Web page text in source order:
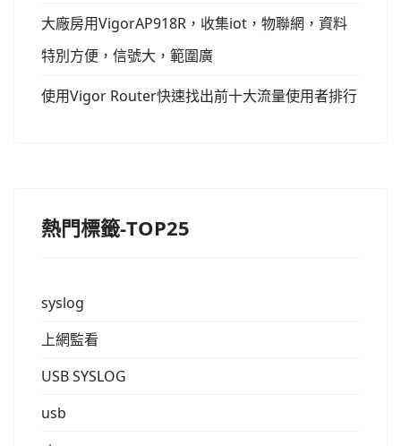
大廠房用VigorAP918R，收集iot，物聯網，資料
特別方便，信號大，範圍廣
使用Vigor Router快速找出前十大流量使用者排行
熱門標籤-TOP25
syslog
上網監看
USB SYSLOG
usb